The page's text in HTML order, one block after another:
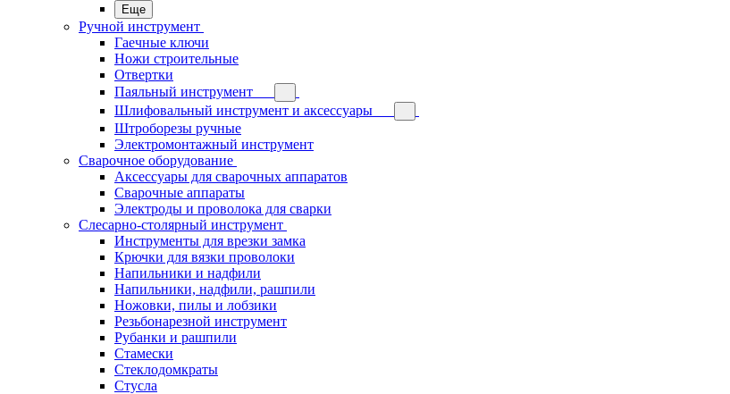
Еще
Ручной инструмент
Гаечные ключи
Ножи строительные
Отвертки
Паяльный инструмент
Шлифовальный инструмент и аксессуары
Штроборезы ручные
Электромонтажный инструмент
Сварочное оборудование
Аксессуары для сварочных аппаратов
Сварочные аппараты
Электроды и проволока для сварки
Слесарно-столярный инструмент
Инструменты для врезки замка
Крючки для вязки проволоки
Напильники и надфили
Напильники, надфили, рашпили
Ножовки, пилы и лобзики
Резьбонарезной инструмент
Рубанки и рашпили
Стамески
Стеклодомкраты
Стусла